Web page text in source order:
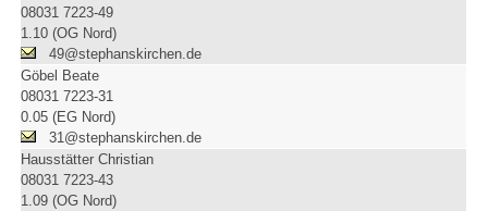
08031 7223-49
1.10 (OG Nord)
49@stephanskirchen.de
Göbel Beate
08031 7223-31
0.05 (EG Nord)
31@stephanskirchen.de
Hausstätter Christian
08031 7223-43
1.09 (OG Nord)